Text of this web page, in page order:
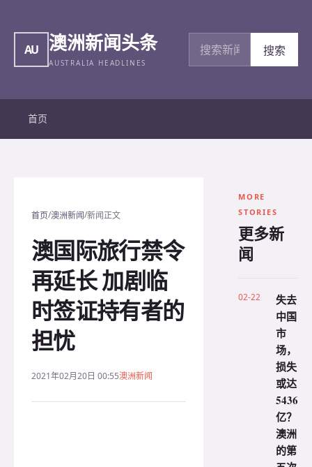
AU 澳洲新闻头条
AUSTRALIA HEADLINES
搜索新闻
搜索
首页
首页/澳洲新闻/新闻正文
澳国际旅行禁令
再延长 加剧临
时签证持有者的
担忧
2021年02月20日 00:55澳洲新闻
MORE
STORIES
更多新
闻
02-22
失去
中国
市
场，
损失
或达
5436
亿？
澳洲
的第